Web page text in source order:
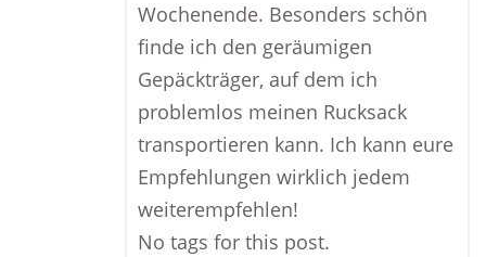
Wochenende. Besonders schön
finde ich den geräumigen
Gepäckträger, auf dem ich
problemlos meinen Rucksack
transportieren kann. Ich kann eure
Empfehlungen wirklich jedem
weiterempfehlen!
No tags for this post.